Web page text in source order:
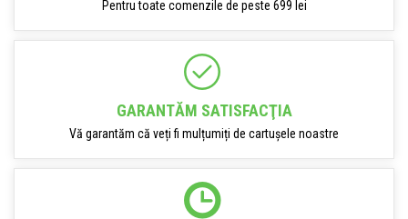
Pentru toate comenzile de peste 699 lei
GARANTĂM SATISFACŢIA
Vă garantăm că veți fi mulțumiți de cartușele noastre